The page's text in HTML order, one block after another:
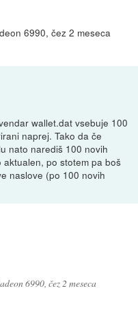
6990, čez 2 meseca
wallet.dat vsebuje 100
naprej. Tako da če
nato narediš 100 novih
po stotem pa boš
naslove (po 100 novih
6990, čez 2 meseca